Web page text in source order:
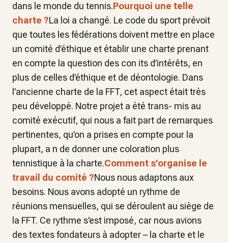
dans le monde du tennis.Pourquoi une telle
charte ?La loi a changé. Le code du sport prévoit
que toutes les fédérations doivent mettre en place
un comité d’éthique et établir une charte prenant
en compte la question des con its d’intérêts, en
plus de celles d’éthique et de déontologie. Dans
l’ancienne charte de la FFT, cet aspect était très
peu développé. Notre projet a été trans- mis au
comité exécutif, qui nous a fait part de remarques
pertinentes, qu’on a prises en compte pour la
plupart, a n de donner une coloration plus
tennistique à la charte.Comment s’organise le
travail du comité ?Nous nous adaptons aux
besoins. Nous avons adopté un rythme de
réunions mensuelles, qui se déroulent au siège de
la FFT. Ce rythme s’est imposé, car nous avions
des textes fondateurs à adopter – la charte et le